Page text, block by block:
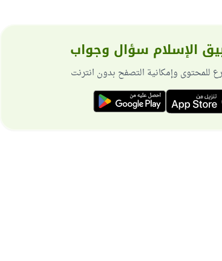
الإسلام سؤال وجواب
للمحتوى وإمكانية التصفح بدون انترنت